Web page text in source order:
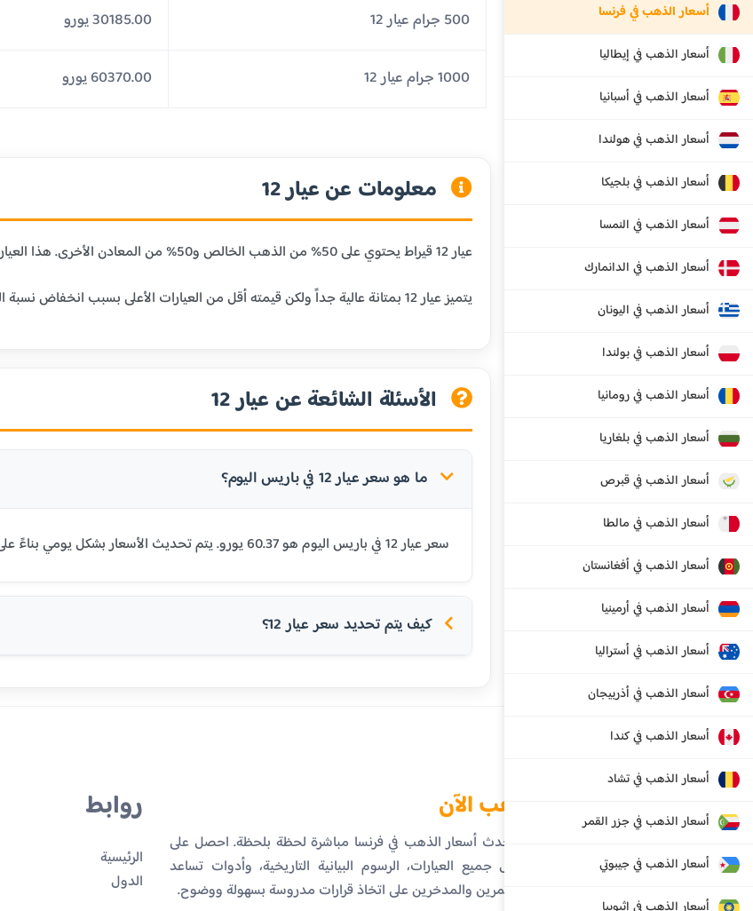
أسعار الذهب في فرنسا
أسعار الذهب في إيطاليا
أسعار الذهب في أسبانيا
أسعار الذهب في هولندا
أسعار الذهب في بلجيكا
أسعار الذهب في النمسا
أسعار الذهب في الدانمارك
أسعار الذهب في اليونان
أسعار الذهب في بولندا
أسعار الذهب في رومانيا
أسعار الذهب في بلغاريا
أسعار الذهب في قبرص
أسعار الذهب في مالطا
أسعار الذهب في أفغانستان
أسعار الذهب في أرمينيا
أسعار الذهب في أستراليا
أسعار الذهب في أذربيجان
أسعار الذهب في كندا
أسعار الذهب في تشاد
أسعار الذهب في جزر القمر
أسعار الذهب في جيبوتي
500 جرام عيار 12 30185.00 يورو
1000 جرام عيار 12 60370.00 يورو
معلومات عن عيار 12
عيار 12 قيراط يحتوي على 50% من الذهب الخالص و50% من المعادن الأخرى. هذا العيار أقل شيوعاً ويستخدم في بعض المجوهرات الخاصة.
يتميز عيار 12 بمتانة عالية جداً ولكن قيمته أقل من العيارات الأعلى بسبب انخفاض نسبة الذهب الخالص.
الأسئلة الشائعة عن عيار 12
ما هو سعر عيار 12 في باريس اليوم؟
سعر عيار 12 في باريس اليوم هو 60.37 يورو. يتم تحديث الأسعار بشكل يومي بناءً على أسعار السوق العالمية.
كيف يتم تحديد سعر عيار 12؟
الذهب الآن
تابع أحدث أسعار الذهب في فرنسا مباشرة لحظة بلحظة. احصل على
تفاصيل جميع العيارات، الرسوم البيانية التاريخية، وأدوات تساعد
المستثمرين والمدخرين على اتخاذ قرارات مدروسة بسهولة ووضوح.
روابط
الرئيسية
الدول